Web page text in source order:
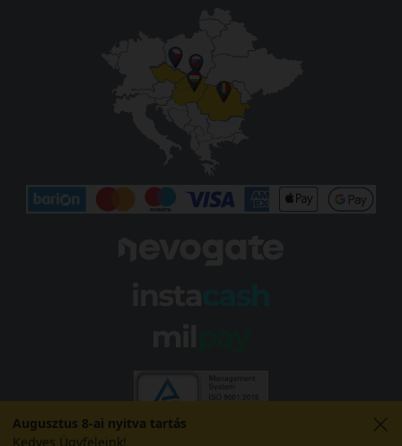
Augusztus 8-ai nyitva tartás
Kedves Ügyfeleink!